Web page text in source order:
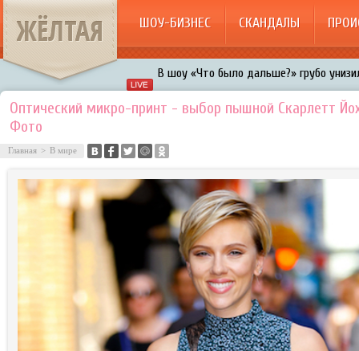
ЖЁЛТАЯ ШОУ-БИЗНЕС СКАНДАЛЫ
В шоу «Что было дальше?» грубо
Авербух зарождает в Бузовой новый
воровками
Галкин променял Дроботенко на
Расстались Энрике Иглесиас и Анна
Оптический микро-принт - выбор пышной Скарлетт
Фото
Главная > В мире